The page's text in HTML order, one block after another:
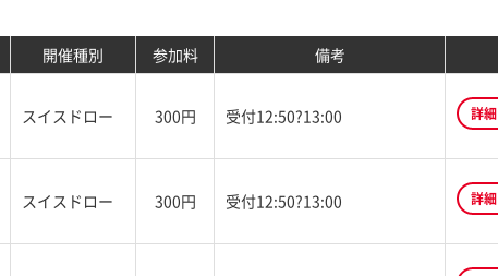
開催種別 参加料 備考
スイスドロー 300円 受付12:50?13:00 詳細
スイスドロー 300円 受付12:50?13:00 詳細